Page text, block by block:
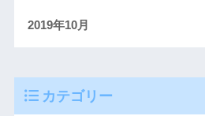
2019年10月
カテゴリー